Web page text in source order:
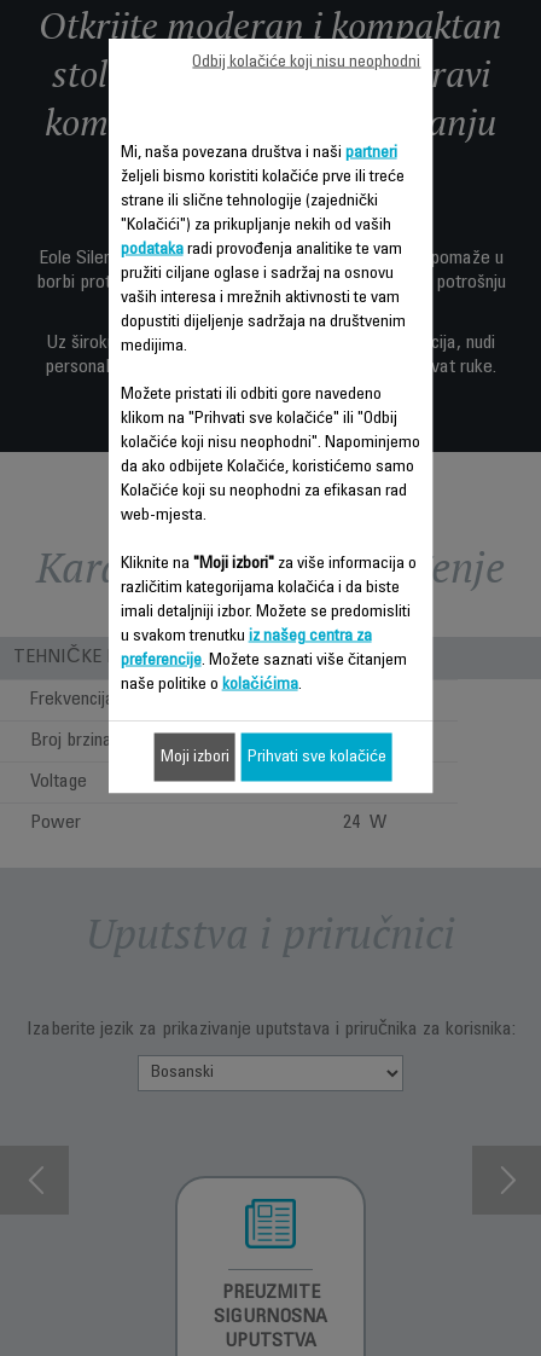
Otkrijte moderan i kompaktan
stolni ventilator koji ne pravi
kompromise kada je u pitanju
tehnologija.
Eole Silence Force pruža intenzivno osvježenje koje pomaže u
borbi protiv vrućina — uz izuzetnu tišinu i 65% manju potrošnju
energije.*
Uz široku difuziju zraka, više brzina i bogat set funkcija, nudi
personalizirano osvježenje koje vam je uvijek nadohvat ruke.
Karakteristike - Poređenje
TEHNIČKE KARAKTERISTIKE
Frekvencija
Broj brzina
Voltage 100-240 V
Power 24 W
Uputstva i priručnici
Izaberite jezik za prikazivanje uputstava i priručnika za korisnika:
PREUZMITE
SIGURNOSNA
UPUTSTVA
Mi, naša povezana društva i naši partneri
željeli bismo koristiti kolačiće prve ili treće
strane ili slične tehnologije (zajednički
"Kolačići") za prikupljanje nekih od vaših
podatakaradi provođenja analitike te vam
pružiti ciljane oglase i sadržaj na osnovu
vaših interesa i mrežnih aktivnosti te vam
dopustiti dijeljenje sadržaja na društvenim
medijima.
Možete pristati ili odbiti gore navedeno
klikom na "Prihvati sve kolačiće" ili "Odbij
kolačiće koji nisu neophodni". Napominjemo
da ako odbijete Kolačiće, koristićemo samo
Kolačiće koji su neophodni za efikasan rad
web-mjesta.
Kliknite na "Moji izbori"za više informacija o
različitim kategorijama kolačića i da biste
imali detaljniji izbor. Možete se predomisliti
u svakom trenutku iz našeg centra za
preferencije. Možete saznati više čitanjem
naše politike o kolačićima.
Odbij kolačiće koji nisu neophodni
Moji izbori Prihvati sve kolačiće